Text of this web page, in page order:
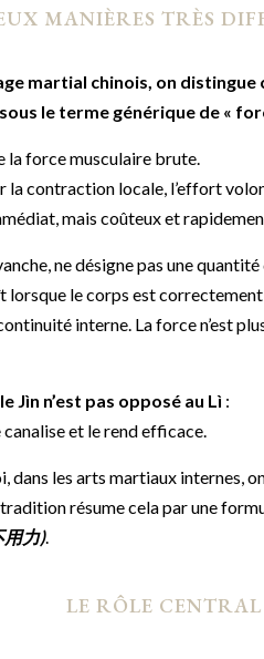
MANIÈRES TRÈS
martial chinois, on
le terme générique de «
la force musculaire brute.
la contraction locale, l’effort
mais coûteux et
ne désigne pas une
lorsque le corps est
interne. La force n’est
le Jìn n’est pas opposé au Lì :
canalise et le rend efficace.
dans les arts martiaux internes,
tradition résume cela par une
用力).
LE RÔLE